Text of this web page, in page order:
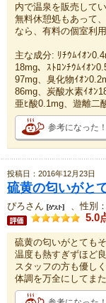
内で温泉を販売して
無料休憩処もあって
なら、有料の個室利
主な成分: ﾘﾁｳﾑｲｵﾝ
18mg、ｽﾄﾛﾝﾁｳﾑｲｵﾝ
97mg、臭化物ｲｵﾝ
86mg、炭酸水素ｲｵﾝ
亜ﾋ酸0.1mg、遊離二
参考になった！
投稿日：2016年12月23日
硫黄の匂いがと
ぴろさん
、性別
5.0
硫黄の匂いがとても
温度も熱すぎずほど
スタッフの方も優し
体調を万全にしてまた